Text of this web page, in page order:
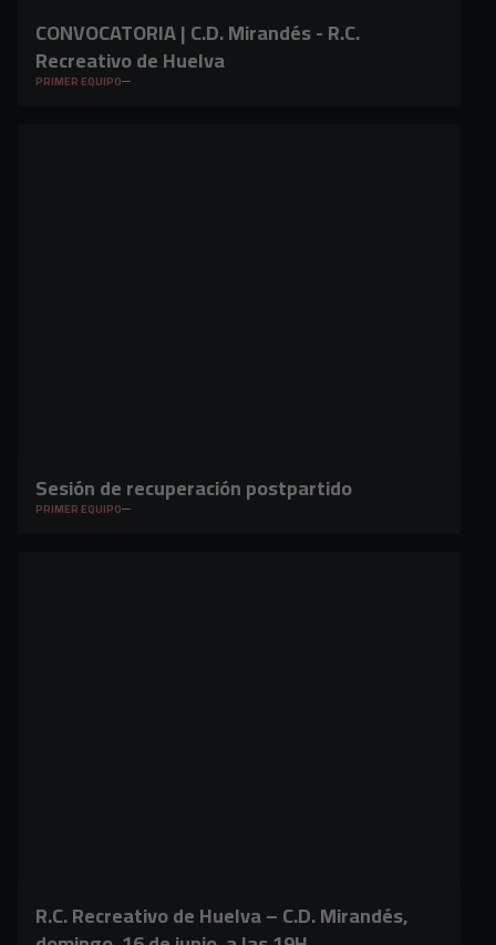
CONVOCATORIA | C.D. Mirandés - R.C.
Recreativo de Huelva
PRIMER EQUIPO
Sesión de recuperación postpartido
PRIMER EQUIPO
R.C. Recreativo de Huelva – C.D. Mirandés,